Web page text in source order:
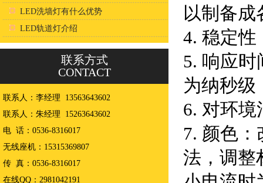
LED洗墙灯有什么优势
LED轨道灯介绍
联系方式
CONTACT
联系人：李经理 13563643602
联系人：朱经理 15263643602
电 话：0536-8316017
无线座机：15315369807
传 真：0536-8316017
在线QQ：2981042191
以制备成
4. 稳定性
5. 响应
为纳秒级
6. 对环
7. 颜色
法，调整